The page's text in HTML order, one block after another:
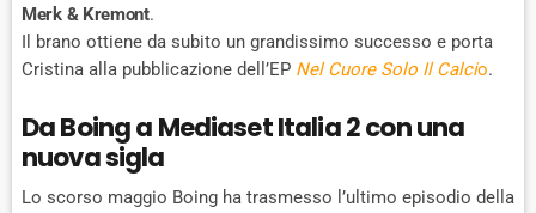
Merk & Kremont.
Il brano ottiene da subito un grandissimo successo e porta
Cristina alla pubblicazione dell’EP Nel Cuore Solo Il Calcio.
Da Boing a Mediaset Italia 2 con una
nuova sigla
Lo scorso maggio Boing ha trasmesso l’ultimo episodio della